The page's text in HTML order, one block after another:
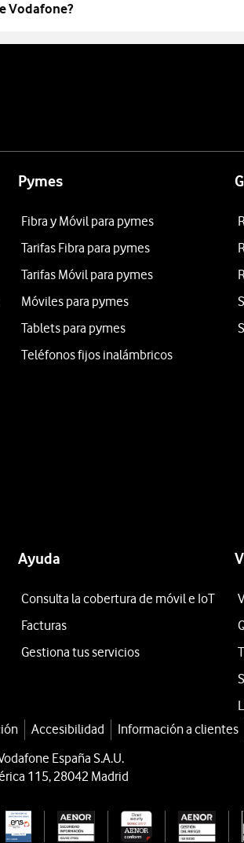
Vodafone?
Pymes
Fibra y Móvil para pymes
Tarifas Fibra para pymes
Tarifas Móvil para pymes
Móviles para pymes
Tablets para pymes
Teléfonos fijos inalámbricos
Ayuda
Consulta la cobertura de móvil e IoT
Facturas
Gestiona tus servicios
Accesibilidad Información a clientes
España S.A.U.
115, 28042 Madrid